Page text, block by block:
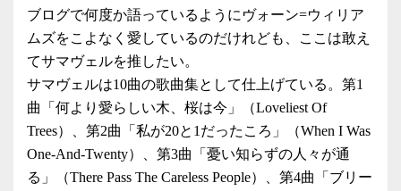
ブログで何度か語っているようにヴォーン=ウィリア
ムズをこよなく愛しているのだけれども、ここは敢え
てサマヴェルを推したい。
サマヴェルは10曲の歌曲集として仕上げている。第1
曲「何より愛らしい木、桜は今」（Loveliest Of
Trees）、第2曲「私が20と1だったころ」（When I Was
One-And-Twenty）、第3曲「憂い知らずの人々が通
る」（There Pass The Careless People）、第4曲「ブリー